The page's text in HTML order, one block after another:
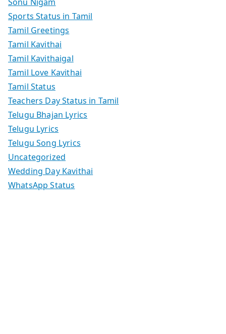
Sports Status in Tamil
Tamil Greetings
Tamil Kavithai
Tamil Kavithaigal
Tamil Love Kavithai
Tamil Status
Teachers Day Status in Tamil
Telugu Bhajan Lyrics
Telugu Lyrics
Telugu Song Lyrics
Uncategorized
Wedding Day Kavithai
WhatsApp Status